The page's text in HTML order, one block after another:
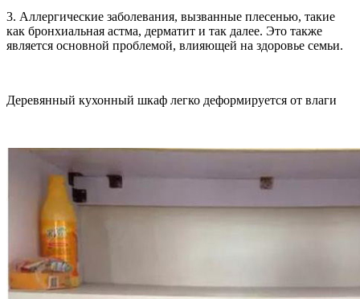
3. Аллергические заболевания, вызванные плесенью, такие
как бронхиальная астма, дерматит и так далее. Это также
является основной проблемой, влияющей на здоровье семьи.
Деревянный кухонный шкаф легко деформируется от влаги